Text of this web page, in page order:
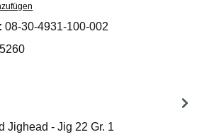
08-30-4931-100-002
Jighead - Jig 22 Gr. 1